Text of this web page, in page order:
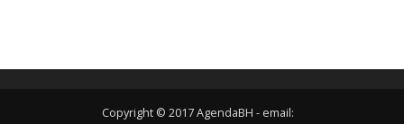
Copyright © 2017 AgendaBH - email: